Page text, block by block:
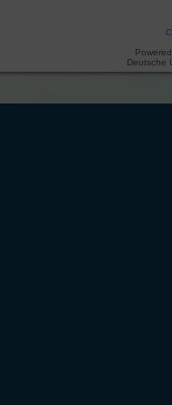
Deutsche